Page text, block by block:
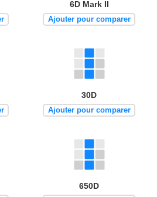
6D Mark II
Ajouter pour comparer
30D
Ajouter pour comparer
650D